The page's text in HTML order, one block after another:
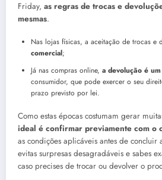
Friday, as regras de trocas e
mesmas.
Nas lojas físicas, a aceitação de trocas e
comercial;
Já nas compras online, a devolução é
consumidor, que pode exercer o seu
prazo previsto por lei.
Como estas épocas costumam gerar
ideal é confirmar previamente com o
as condições aplicáveis antes de concluir
evitas surpresas desagradáveis e sabes
caso precises de trocar ou devolver o